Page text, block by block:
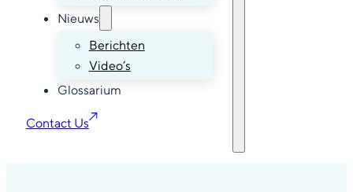
Nieuws
Berichten
Video’s
Glossarium
Contact Us